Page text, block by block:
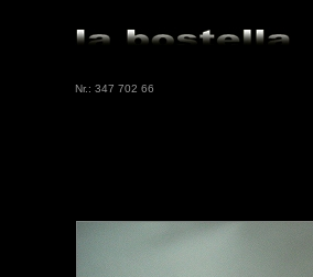
Nr.: 347 702 66